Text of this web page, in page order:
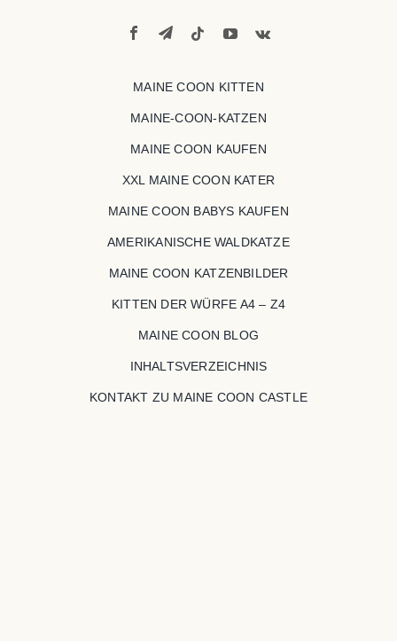
MAINE COON KITTEN
MAINE-COON-KATZEN
MAINE COON KAUFEN
XXL MAINE COON KATER
MAINE COON BABYS KAUFEN
AMERIKANISCHE WALDKATZE
MAINE COON KATZENBILDER
KITTEN DER WÜRFE A4 – Z4
MAINE COON BLOG
INHALTSVERZEICHNIS
KONTAKT ZU MAINE COON CASTLE